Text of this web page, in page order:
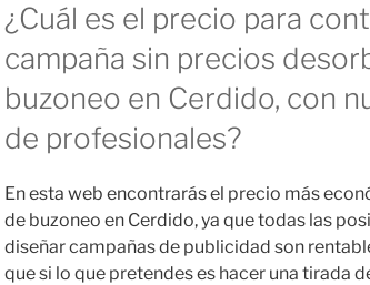
¿Cuál es el precio para
campaña sin precios
buzoneo en Cerdido, con
de profesionales?
En esta web encontrarás el precio más
de buzoneo en Cerdido, ya que todas las
diseñar campañas de publicidad son
que si lo que pretendes es hacer una tirada